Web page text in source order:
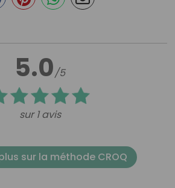
5.0/5
sur 1 avis
sur la méthode CROQ